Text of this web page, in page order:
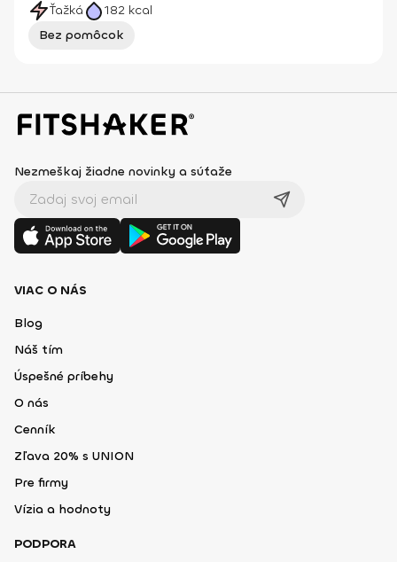
Ťažká 182 kcal
Bez pomôcok
Nezmeškaj žiadne novinky a súťaže
VIAC O NÁS
Blog
Náš tím
Úspešné príbehy
O nás
Cenník
Zľava 20% s UNION
Pre firmy
Vízia a hodnoty
PODPORA